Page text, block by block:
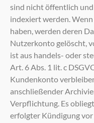
sind nicht öffentlich
indexiert werden.
haben, werden deren
Nutzerkonto gelöscht,
ist aus handels- oder
Art. 6 Abs. 1 lit. c
Kundenkonto
anschließender
Verpflichtung. Es
erfolgter Kündigung vor